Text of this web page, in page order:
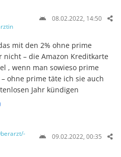
08.02.2022, 14:50
mit den 2% ohne prime
nicht – die Amazon Kreditkarte
, wenn man sowieso prime
ohne prime täte ich sie auch
Jahr kündigen
09.02.2022, 00:35